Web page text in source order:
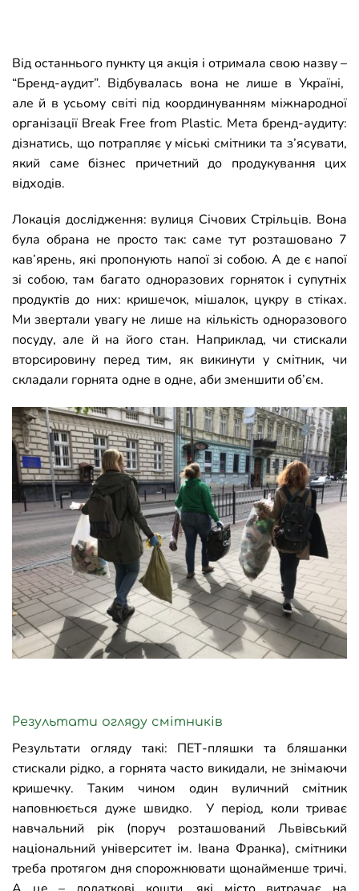
Від останнього пункту ця акція і отримала свою назву–
“Бренд-аудит”. Відбувалась вона не лише в Україні,
але й в усьому світі під координуванням міжнародної
організації Break Free from Plastic. Мета бренд-аудиту:
дізнатись, що потрапляє у міські смітники та з’ясувати,
який саме бізнес причетний до продукування цих
відходів.
Локація дослідження: вулиця Січових Стрільців. Вона
була обрана не просто так: саме тут розташовано 7
кав’ярень, які пропонують напої зі собою. А де є напої
зі собою, там багато одноразових горняток і супутніх
продуктів до них: кришечок, мішалок, цукру в стіках.
Ми звертали увагу не лише на кількість одноразового
посуду, але й на його стан. Наприклад, чи стискали
вторсировину перед тим, як викинути у смітник, чи
складали горнята одне в одне, аби зменшити об’єм.
Результати огляду смітників
Результати огляду такі: ПЕТ-пляшки та бляшанки
стискали рідко, а горнята часто викидали, не знімаючи
кришечку. Таким чином один вуличний смітник
наповнюється дуже швидко. У період, коли триває
навчальний рік (поруч розташований Львівський
національний університет ім. Івана Франка), смітники
треба протягом дня спорожнювати щонайменше тричі.